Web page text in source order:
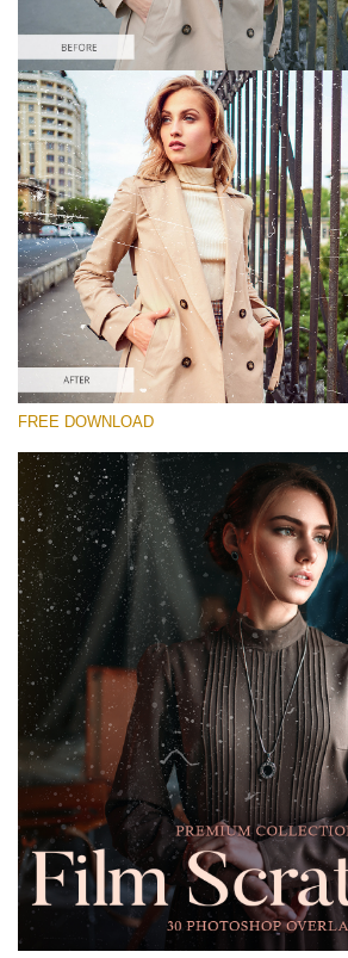
Por favor seleccione
Free Photoshop Overlay #1
Small 800*533px
Film Scratches
(30 Overlays)
Large 6000*4000px
(347 Overlays)
Large 6000*4000px
Entire Collection
(1783 Overlays)
Large 6000*4000px
Descarga gratis
FREE DOWNLOAD